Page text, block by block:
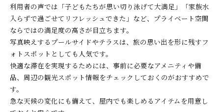
利用者の声では「子どもたちが思い切り泳げて大満足」「家族水
入らずで過ごせてリフレッシュできた」など、プライベート空間
ならではの満足度の高さが目立ちます。
写真映えするプールサイドやテラスは、旅の思い出を形に残すフ
ォトスポットとしても人気です。
快適な滞在を実現するためには、事前に必要なアメニティや備
品、周辺の観光スポット情報をチェックしておくのがおすすめで
す。
急な天候の変化にも備えて、屋内でも楽しめるアイテムを用意し